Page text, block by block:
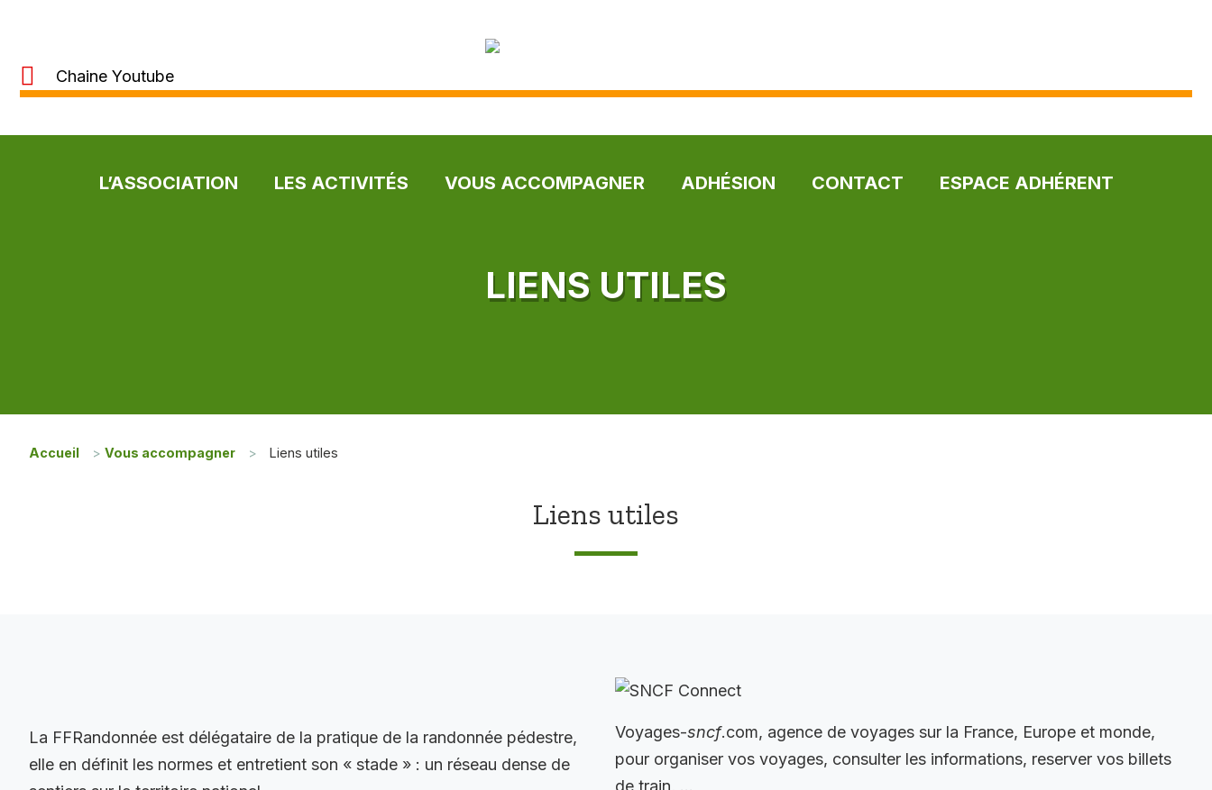
Chaine Youtube
L’ASSOCIATION LES ACTIVITÉS VOUS ACCOMPAGNER ADHÉSION CONTACT ESPACE ADHÉRENT
LIENS UTILES
Accueil > Vous accompagner > Liens utiles
Liens utiles
La FFRandonnée est délégataire de la pratique de la randonnée pédestre,
elle en définit les normes et entretient son « stade » : un réseau dense de
Voyages-sncf.com, agence de voyages sur la France, Europe et monde,
pour organiser vos voyages, consulter les informations, reserver vos billets
de train, …